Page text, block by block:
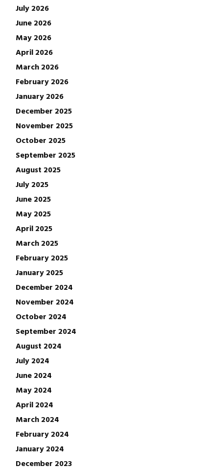
July 2026
June 2026
May 2026
April 2026
March 2026
February 2026
January 2026
December 2025
November 2025
October 2025
September 2025
August 2025
July 2025
June 2025
May 2025
April 2025
March 2025
February 2025
January 2025
December 2024
November 2024
October 2024
September 2024
August 2024
July 2024
June 2024
May 2024
April 2024
March 2024
February 2024
January 2024
December 2023